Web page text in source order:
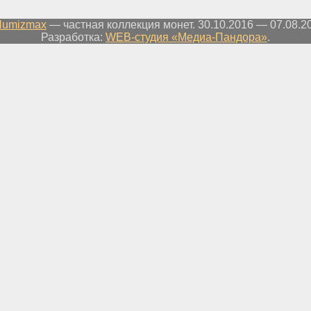
— частная коллекция монет. 30.10.2016 —
Разработка: WEB-студия «Медиа-Пандора».